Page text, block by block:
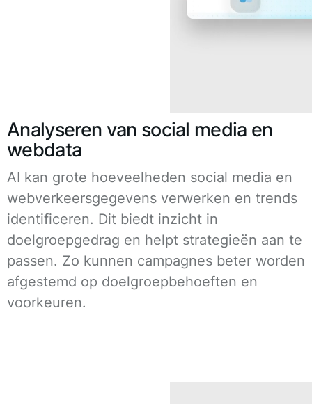
Analyseren van social media en
webdata
AI kan grote hoeveelheden social media en
webverkeersgegevens verwerken en trends
identificeren. Dit biedt inzicht in
doelgroepgedrag en helpt strategieën aan te
passen. Zo kunnen campagnes beter worden
afgestemd op doelgroepbehoeften en
voorkeuren.